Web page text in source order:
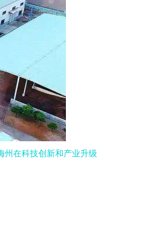
州在科技创新和产业升级